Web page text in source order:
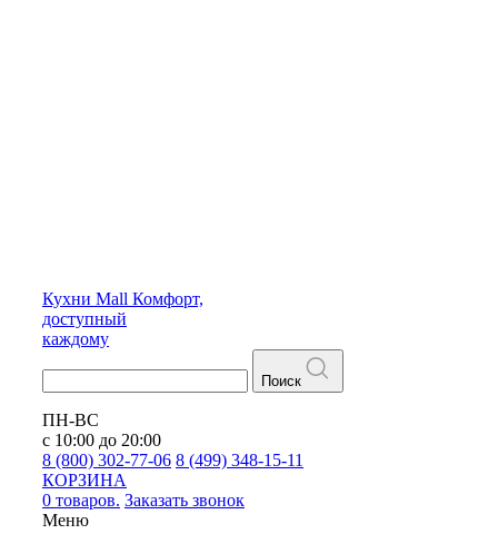
Кухни Mall Комфорт,
доступный
каждому
Поиск
ПН-ВС
с 10:00 до 20:00
8 (800) 302-77-06 8 (499) 348-15-11
КОРЗИНА
0 товаров. Заказать звонок
Меню